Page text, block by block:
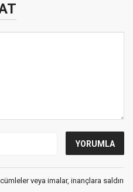
veya imalar, inançlara saldırı